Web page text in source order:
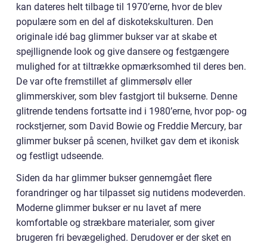
kan dateres helt tilbage til 1970’erne, hvor de blev
populære som en del af diskotekskulturen. Den
originale idé bag glimmer bukser var at skabe et
spejllignende look og give dansere og festgængere
mulighed for at tiltrække opmærksomhed til deres ben.
De var ofte fremstillet af glimmersølv eller
glimmerskiver, som blev fastgjort til bukserne. Denne
glitrende tendens fortsatte ind i 1980’erne, hvor pop- og
rockstjerner, som David Bowie og Freddie Mercury, bar
glimmer bukser på scenen, hvilket gav dem et ikonisk
og festligt udseende.
Siden da har glimmer bukser gennemgået flere
forandringer og har tilpasset sig nutidens modeverden.
Moderne glimmer bukser er nu lavet af mere
komfortable og strækbare materialer, som giver
brugeren fri bevægelighed. Derudover er der sket en